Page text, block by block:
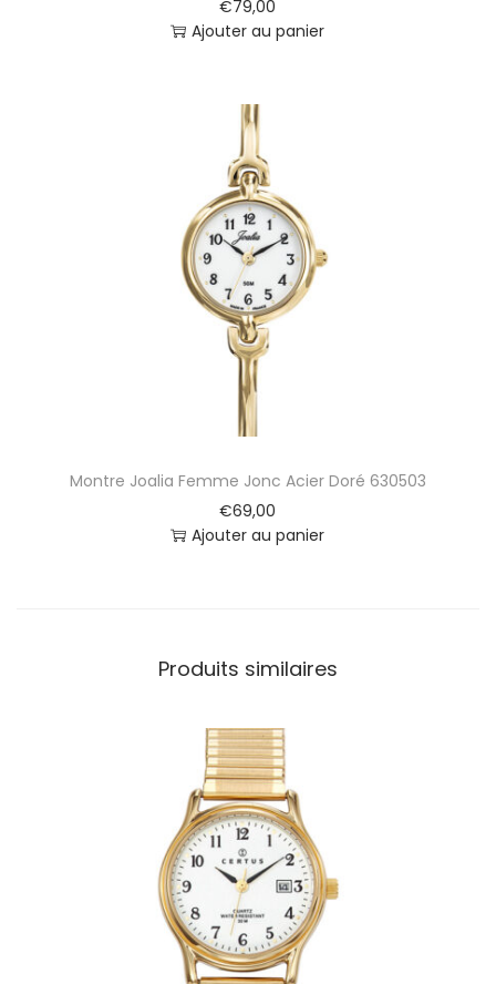
€79,00
Ajouter au panier
Montre Joalia Femme Jonc Acier Doré 630503
€69,00
Ajouter au panier
Produits similaires